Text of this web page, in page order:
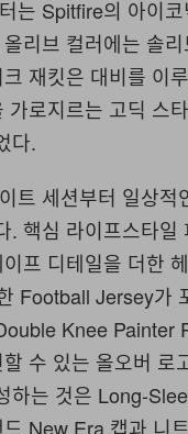
는 Spitfire의 아이
리브 컬러에는 솔
재킷은 대비를 이
로지르는 고딕 스
다.
트 세션부터 일상
. 핵심 라이프스타
프 디테일을 더한
Football Jersey가
Knee Painter
수 있는 올오버 로
하는 것은 Long-
New Era 캡과 니